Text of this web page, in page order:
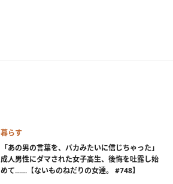
暮らす
「あの男の言葉を、バカみたいに信じちゃった」
成人男性にダマされた女子高生、後悔を吐露し始
めて……【ないものねだりの女達。 #748】